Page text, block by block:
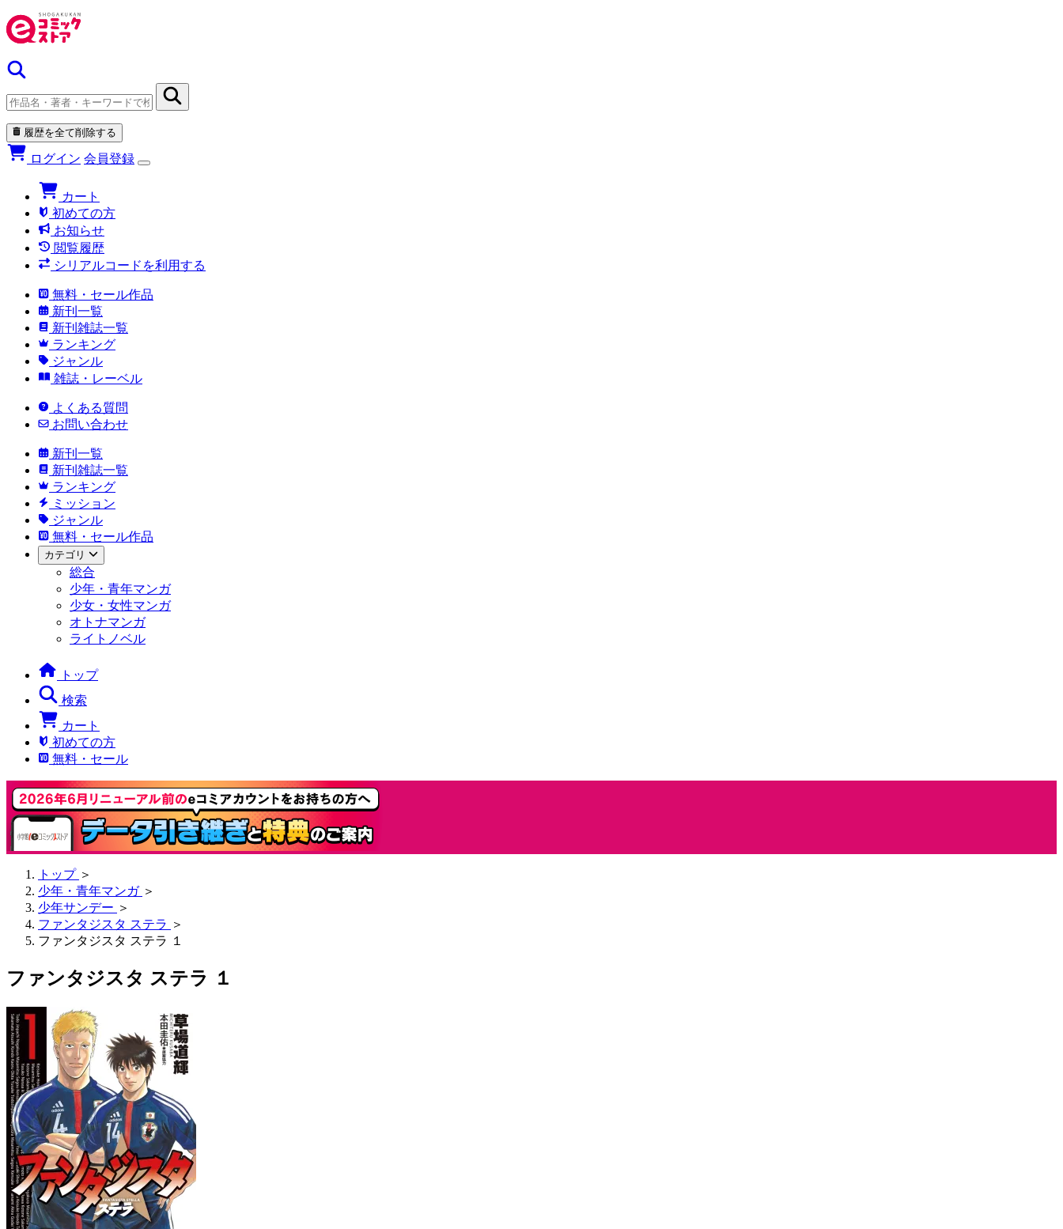
履歴を全て削除する
ログイン 会員登録
カート
初めての方
お知らせ
閲覧履歴
シリアルコードを利用する
無料・セール作品
新刊一覧
新刊雑誌一覧
ランキング
ジャンル
雑誌・レーベル
よくある質問
お問い合わせ
新刊一覧
新刊雑誌一覧
ランキング
ミッション
ジャンル
無料・セール作品
カテゴリ
総合
少年・青年マンガ
少女・女性マンガ
オトナマンガ
ライトノベル
トップ
検索
カート
初めての方
無料・セール
トップ ＞
少年・青年マンガ ＞
少年サンデー ＞
ファンタジスタ ステラ ＞
ファンタジスタ ステラ １
ファンタジスタ ステラ １